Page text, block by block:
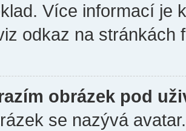
Více informací je
odkaz na stránkách
obrázek pod
se nazývá